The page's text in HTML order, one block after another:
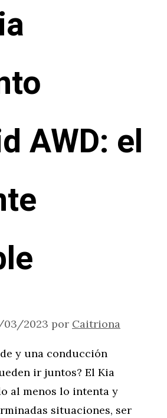
AWD: el
03/2023 por Caitriona
y una conducción
ir juntos? El Kia
al menos lo intenta y
situaciones, ser